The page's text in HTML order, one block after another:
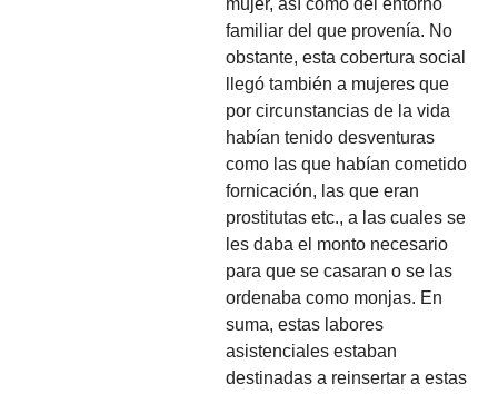
mujer, así como del entorno
familiar del que provenía. No
obstante, esta cobertura social
llegó también a mujeres que
por circunstancias de la vida
habían tenido desventuras
como las que habían cometido
fornicación, las que eran
prostitutas etc., a las cuales se
les daba el monto necesario
para que se casaran o se las
ordenaba como monjas. En
suma, estas labores
asistenciales estaban
destinadas a reinsertar a estas